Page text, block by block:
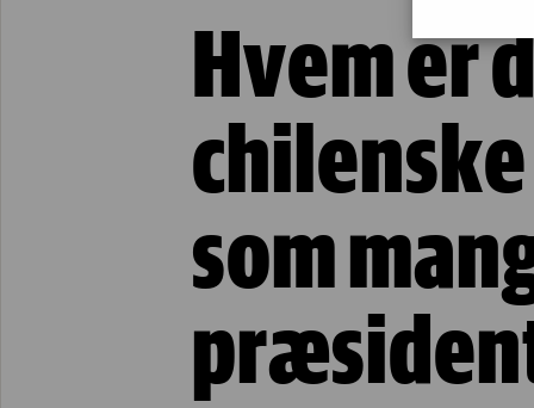
Hvem er
som